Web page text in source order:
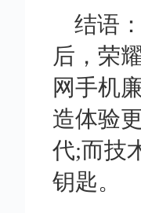
结语
后，荣
网手机
造体验
代;而技
钥匙。